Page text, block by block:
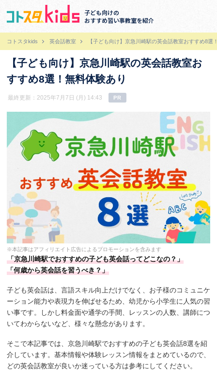
子ども向けの
おすすめ習い事教室を紹介
コトスタkids 英会話教室 【子ども向け】京急川崎駅の英会話教室おすすめ8選
【子ども向け】京急川崎駅の英会話教室お
すすめ8選！無料体験あり
最終更新：2025年7月7日 (月) 14:43 PR
※本記事はアフィリエイト広告によるプロモーションを含みます
「京急川崎駅でおすすめの子ども英会話ってどこなの？」
「何歳から英会話を習うべき？」
子ども英会話は、言語スキル向上だけでなく、お子様のコミュニケ
ーション能力や表現力を伸ばせるため、幼児から小学生に人気の習
い事です。しかし料金面や通学の手間、レッスンの人数、講師につ
いてわからないなど、様々な懸念があります。
そこで本記事では、京急川崎駅でおすすめの子ども英会話8選を紹
介しています。基本情報や体験レッスン情報をまとめているので、
どの英会話教室が良いか迷っている方は参考にしてください。